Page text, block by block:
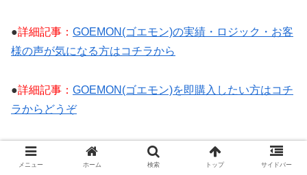
●詳細記事： GOEMON(ゴエモン)の実績・ロジック・お客
様の声が気になる方はコチラから
●詳細記事： GOEMON(ゴエモン)を即購入したい方はコチ
ラからどうぞ
ボリンジャーバンドとRSIを使った攻略手
メニュー ホーム 検索 トップ サイドバー